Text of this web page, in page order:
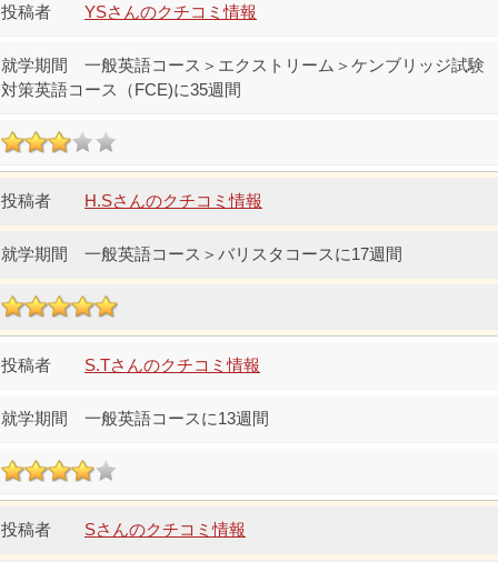
YSさんのクチコミ情報
一般英語コース＞エクストリーム＞ケンブリッジ試験
対策英語コース（FCE)に35週間
H.Sさんのクチコミ情報
一般英語コース＞バリスタコースに17週間
S.Tさんのクチコミ情報
一般英語コースに13週間
Sさんのクチコミ情報